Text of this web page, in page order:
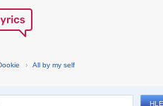
› All by my self